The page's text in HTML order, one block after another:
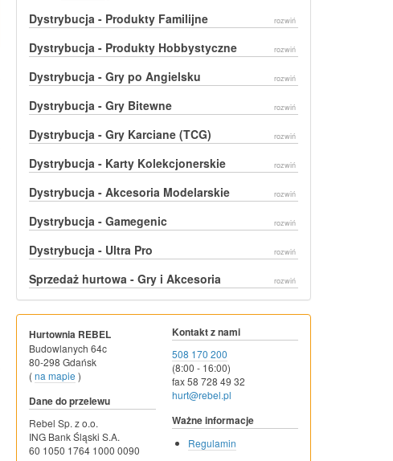
Dystrybucja - Produkty Familijne rozwiń
Dystrybucja - Produkty Hobbystyczne rozwiń
Dystrybucja - Gry po Angielsku rozwiń
Dystrybucja - Gry Bitewne rozwiń
Dystrybucja - Gry Karciane (TCG) rozwiń
Dystrybucja - Karty Kolekcjonerskie rozwiń
Dystrybucja - Akcesoria Modelarskie rozwiń
Dystrybucja - Gamegenic rozwiń
Dystrybucja - Ultra Pro rozwiń
Sprzedaż hurtowa - Gry i Akcesoria rozwiń
Hurtownia REBEL
Budowlanych 64c
80-298 Gdańsk
(na mapie )
Dane do przelewu
Rebel Sp. z o.o.
ING Bank Śląski S.A.
60 1050 1764 1000 0090
Kontakt z nami
508 170 200
(8:00 - 16:00)
fax 58 728 49 32
hurt@rebel.pl
Ważne informacje
Regulamin